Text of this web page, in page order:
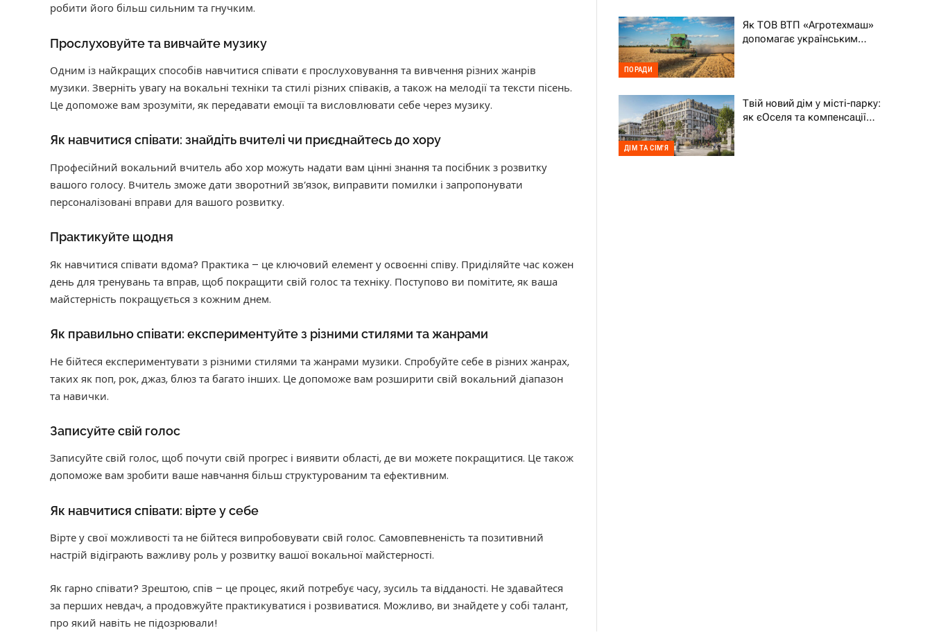
робити його більш сильним та гнучким.
Прослуховуйте та вивчайте музику
Одним із найкращих способів навчитися співати є прослуховування та вивчення різних жанрів
музики. Зверніть увагу на вокальні техніки та стилі різних співаків, а також на мелодії та тексти пісень.
Це допоможе вам зрозуміти, як передавати емоції та висловлювати себе через музику.
Як навчитися співати: знайдіть вчителі чи приєднайтесь до хору
Професійний вокальний вчитель або хор можуть надати вам цінні знання та посібник з розвитку
вашого голосу. Вчитель зможе дати зворотний зв’язок, виправити помилки і запропонувати
персоналізовані вправи для вашого розвитку.
Практикуйте щодня
Як навчитися співати вдома? Практика – це ключовий елемент у освоєнні співу. Приділяйте час кожен
день для тренувань та вправ, щоб покращити свій голос та техніку. Поступово ви помітите, як ваша
майстерність покращується з кожним днем.
Як правильно співати: експериментуйте з різними стилями та жанрами
Не бійтеся експериментувати з різними стилями та жанрами музики. Спробуйте себе в різних жанрах,
таких як поп, рок, джаз, блюз та багато інших. Це допоможе вам розширити свій вокальний діапазон
та навички.
Записуйте свій голос
Записуйте свій голос, щоб почути свій прогрес і виявити області, де ви можете покращитися. Це також
допоможе вам зробити ваше навчання більш структурованим та ефективним.
Як навчитися співати: вірте у себе
Вірте у свої можливості та не бійтеся випробовувати свій голос. Самовпевненість та позитивний
настрій відіграють важливу роль у розвитку вашої вокальної майстерності.
Як гарно співати? Зрештою, спів – це процес, який потребує часу, зусиль та відданості. Не здавайтеся
за перших невдач, а продовжуйте практикуватися і розвиватися. Можливо, ви знайдете у собі талант,
про який навіть не підозрювали!
ПОРАДИ
Як ТОВ ВТП «Агротехмаш»
допомагає українським
ДІМ ТА СІМ'Я
Твій новий дім у місті-парку:
як єОселя та компенсації